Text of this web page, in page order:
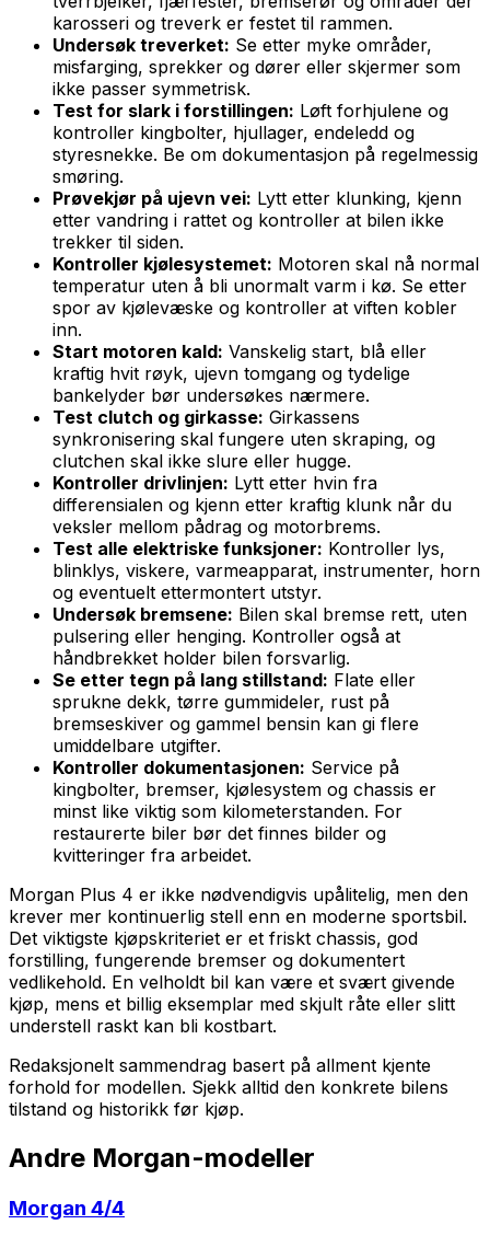
karosseri og treverk er festet til rammen.
Undersøk treverket: Se etter myke områder,
misfarging, sprekker og dører eller skjermer som
ikke passer symmetrisk.
Test for slark i forstillingen: Løft forhjulene og
kontroller kingbolter, hjullager, endeledd og
styresnekke. Be om dokumentasjon på regelmessig
smøring.
Prøvekjør på ujevn vei: Lytt etter klunking, kjenn
etter vandring i rattet og kontroller at bilen ikke
trekker til siden.
Kontroller kjølesystemet: Motoren skal nå normal
temperatur uten å bli unormalt varm i kø. Se etter
spor av kjølevæske og kontroller at viften kobler
inn.
Start motoren kald: Vanskelig start, blå eller
kraftig hvit røyk, ujevn tomgang og tydelige
bankelyder bør undersøkes nærmere.
Test clutch og girkasse: Girkassens
synkronisering skal fungere uten skraping, og
clutchen skal ikke slure eller hugge.
Kontroller drivlinjen: Lytt etter hvin fra
differensialen og kjenn etter kraftig klunk når du
veksler mellom pådrag og motorbrems.
Test alle elektriske funksjoner: Kontroller lys,
blinklys, viskere, varmeapparat, instrumenter, horn
og eventuelt ettermontert utstyr.
Undersøk bremsene: Bilen skal bremse rett, uten
pulsering eller henging. Kontroller også at
håndbrekket holder bilen forsvarlig.
Se etter tegn på lang stillstand: Flate eller
sprukne dekk, tørre gummideler, rust på
bremseskiver og gammel bensin kan gi flere
umiddelbare utgifter.
Kontroller dokumentasjonen: Service på
kingbolter, bremser, kjølesystem og chassis er
minst like viktig som kilometerstanden. For
restaurerte biler bør det finnes bilder og
kvitteringer fra arbeidet.
Morgan Plus 4 er ikke nødvendigvis upålitelig, men den
krever mer kontinuerlig stell enn en moderne sportsbil.
Det viktigste kjøpskriteriet er et friskt chassis, god
forstilling, fungerende bremser og dokumentert
vedlikehold. En velholdt bil kan være et svært givende
kjøp, mens et billig eksemplar med skjult råte eller slitt
understell raskt kan bli kostbart.
Redaksjonelt sammendrag basert på allment kjente
forhold for modellen. Sjekk alltid den konkrete bilens
tilstand og historikk før kjøp.
Andre Morgan-modeller
Morgan 4/4